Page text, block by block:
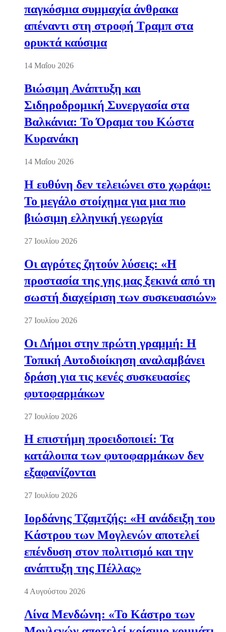
παγκόσμια συμμαχία άνθρακα
απέναντι στη στροφή Τραμπ στα
ορυκτά καύσιμα
14 Μαΐου 2026
Βιώσιμη Ανάπτυξη και
Σιδηροδρομική Συνεργασία στα
Βαλκάνια: Το Όραμα του Κώστα
Κυρανάκη
14 Μαΐου 2026
Η ευθύνη δεν τελειώνει στο χωράφι:
Το μεγάλο στοίχημα για μια πιο
βιώσιμη ελληνική γεωργία
27 Ιουλίου 2026
Οι αγρότες ζητούν λύσεις: «Η
προστασία της γης μας ξεκινά από τη
σωστή διαχείριση των συσκευασιών»
27 Ιουλίου 2026
Οι Δήμοι στην πρώτη γραμμή: Η
Τοπική Αυτοδιοίκηση αναλαμβάνει
δράση για τις κενές συσκευασίες
φυτοφαρμάκων
27 Ιουλίου 2026
Η επιστήμη προειδοποιεί: Τα
κατάλοιπα των φυτοφαρμάκων δεν
εξαφανίζονται
27 Ιουλίου 2026
Ιορδάνης Τζαμτζής: «Η ανάδειξη του
Κάστρου των Μογλενών αποτελεί
επένδυση στον πολιτισμό και την
ανάπτυξη της Πέλλας»
4 Αυγούστου 2026
Λίνα Μενδώνη: «Το Κάστρο των